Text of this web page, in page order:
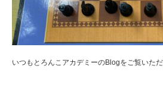
いつもとろんこアカデミーのBlogをご覧いた